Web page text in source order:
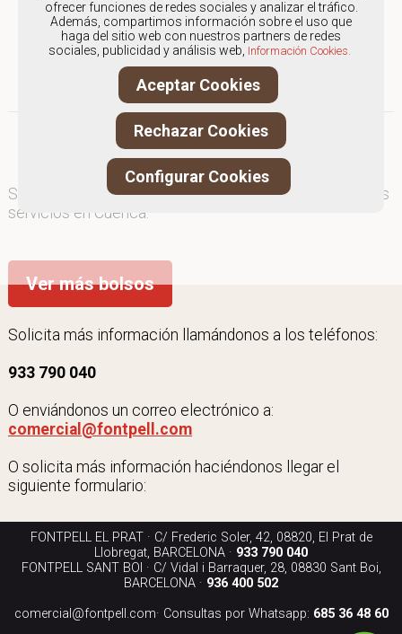
menos de 48 horas; los pedidos
realizados en fin de semana, el
producto se enviará a partir del
lunes.
Somos especialistas en Bolsos, y ofrecemos nuestros
servicios en Cuenca.
Ver más bolsos
Solicita más información llamándonos a los teléfonos:
933 790 040
O enviándonos un correo electrónico a:
comercial@fontpell.com
O solicita más información haciéndonos llegar el
siguiente formulario:
FONTPELL EL PRAT · C/ Frederic Soler, 42, 08820, El Prat de
Llobregat, BARCELONA · 933 790 040
FONTPELL SANT BOI · C/ Vidal i Barraquer, 28, 08830 Sant Boi,
BARCELONA · 936 400 502
comercial@fontpell.com· Consultas por Whatsapp: 685 36 48 60
ofrecer funciones de redes sociales y analizar el tráfico.
Además, compartimos información sobre el uso que
haga del sitio web con nuestros partners de redes
sociales, publicidad y análisis web, Información Cookies.
Aceptar Cookies
Rechazar Cookies
Configurar Cookies